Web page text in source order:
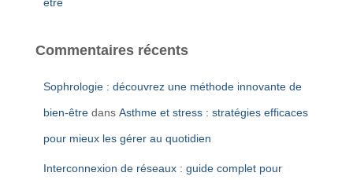
Commentaires récents
Sophrologie : découvrez une méthode innovante de
bien-être dans Asthme et stress : stratégies efficaces
pour mieux les gérer au quotidien
Interconnexion de réseaux : guide complet pour